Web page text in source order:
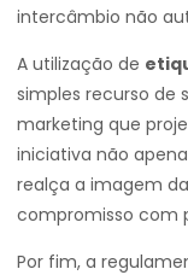
intercâmbio não
A utilização de
simples recurso de
marketing que
iniciativa não
realça a imagem
compromisso com
Por fim, a